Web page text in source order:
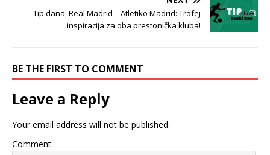
Tip dana: Real Madrid – Atletiko Madrid: Trofej
inspiracija za oba prestonička kluba!
BE THE FIRST TO COMMENT
Leave a Reply
Your email address will not be published.
Comment